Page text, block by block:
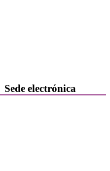
Sede electrónica